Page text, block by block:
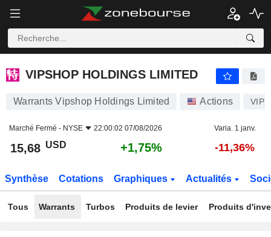
VIPSHOP HOLDINGS LIMITED
VIPSHOP HOLDINGS LIMITED
Warrants Vipshop Holdings Limited Actions VIPS
Marché Fermé - NYSE 22:00:02 07/08/2026 Varia. 1 janv.
15,68 USD +1,75% -11,36%
Synthèse Cotations Graphiques Actualités
Tous Warrants Turbos Produits de levier Produits